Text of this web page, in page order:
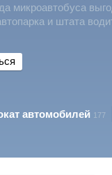
микроавтобуса
и штата
автомобилей 177